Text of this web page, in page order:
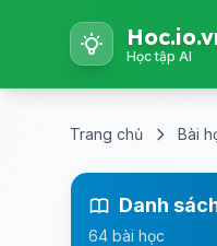
Học tập AI
Trang chủ Bài
Danh
64 bài học